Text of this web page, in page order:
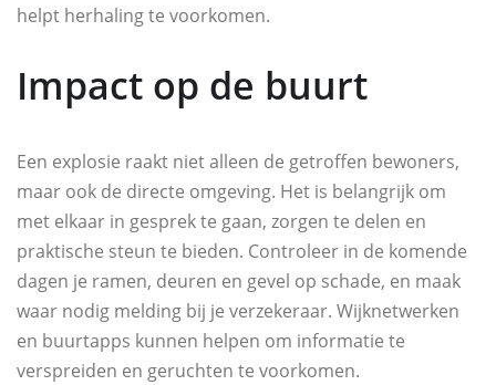
helpt herhaling te voorkomen.
Impact op de buurt
Een explosie raakt niet alleen de getroffen bewoners,
maar ook de directe omgeving. Het is belangrijk om
met elkaar in gesprek te gaan, zorgen te delen en
praktische steun te bieden. Controleer in de komende
dagen je ramen, deuren en gevel op schade, en maak
waar nodig melding bij je verzekeraar. Wijknetwerken
en buurtapps kunnen helpen om informatie te
verspreiden en geruchten te voorkomen.